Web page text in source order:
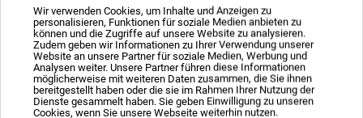
Wir verwenden Cookies, um Inhalte und Anzeigen zu
personalisieren, Funktionen für soziale Medien anbieten zu
können und die Zugriffe auf unsere Website zu analysieren.
Zudem geben wir Informationen zu Ihrer Verwendung unserer
Website an unsere Partner für soziale Medien, Werbung und
Analysen weiter. Unsere Partner führen diese Informationen
möglicherweise mit weiteren Daten zusammen, die Sie ihnen
bereitgestellt haben oder die sie im Rahmen Ihrer Nutzung der
Dienste gesammelt haben. Sie geben Einwilligung zu unseren
Cookies, wenn Sie unsere Webseite weiterhin nutzen.
fra157,00 DKK *